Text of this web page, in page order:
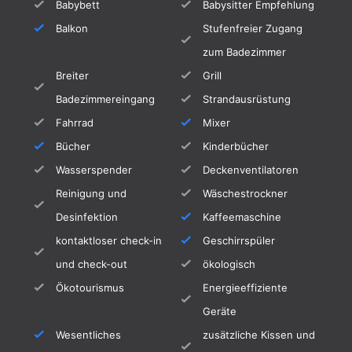
Sonnenliegen.
Es gibt auch eine wunderschöne Holzterrasse
von viel Grün ist dieses schattige Plätzchen
besonders an warmen Tagen ein echter
Zugewinn für Ihren Urlaub.
Strandhandtücher sind ebenfalls vorhanden.
Das obere Stockwerk verfügt über eine große
Dachterrasse (60 m²) mit einem
atemberaubenden Rundumblick. Ein kleiner
Teil der Terrasse hat einen Windschutz mit
Hier liegt auch das zweite Wohnzimmer mit
Babybett
Babysitter Empfehlung
Balkon
Stufenfreier Zugang
zum Badezimmer
Breiter
Badezimmereingang
Grill
Strandausrüstung
Fahrrad
Mixer
Bücher
Kinderbücher
Wasserspender
Deckenventilatoren
Reinigung und
Desinfektion
Wäschestrockner
Kaffeemaschine
kontaktloser check-in
und check-out
Geschirrspüler
ökologisch
Ökotourismus
Energieeffiziente
Geräte
Wesentliches
zusätzliche Kissen und